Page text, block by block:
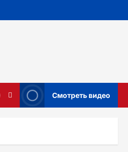
Смотреть видео